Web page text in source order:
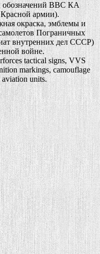
обозначений ВВС КА
армии).
окраска, эмблемы и
Пограничных
внутренних дел СССР)
войне.
tactical signs, VVS
markings, camouflage
aviation units.